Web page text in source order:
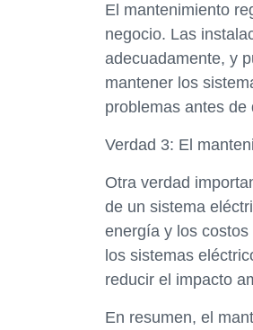
El mantenimiento
negocio. Las
adecuadamente, y
mantener los
problemas antes de
Verdad 3: El
Otra verdad
de un sistema
energía y los
los sistemas
reducir el impacto
En resumen, el